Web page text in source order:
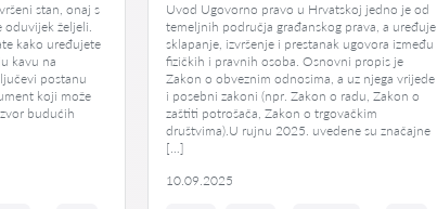
stan, onaj s
oduvijek željeli.
kako uređujete
kavu na
postanu
koji može
budućih
Uvod Ugovorno pravo u Hrvatskoj jedno je od
temeljnih područja građanskog prava, a uređuje
sklapanje, izvršenje i prestanak ugovora između
fizičkih i pravnih osoba. Osnovni propis je
Zakon o obveznim odnosima, a uz njega vrijede
i posebni zakoni (npr. Zakon o radu, Zakon o
zaštiti potrošača, Zakon o trgovačkim
društvima).U rujnu 2025. uvedene su značajne
[…]
10.09.2025